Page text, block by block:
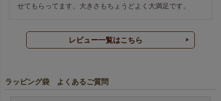
せてもらってます。大きさもちょうどよく大満足です。
レビュー一覧はこちら
ラッピング袋 よくあるご質問